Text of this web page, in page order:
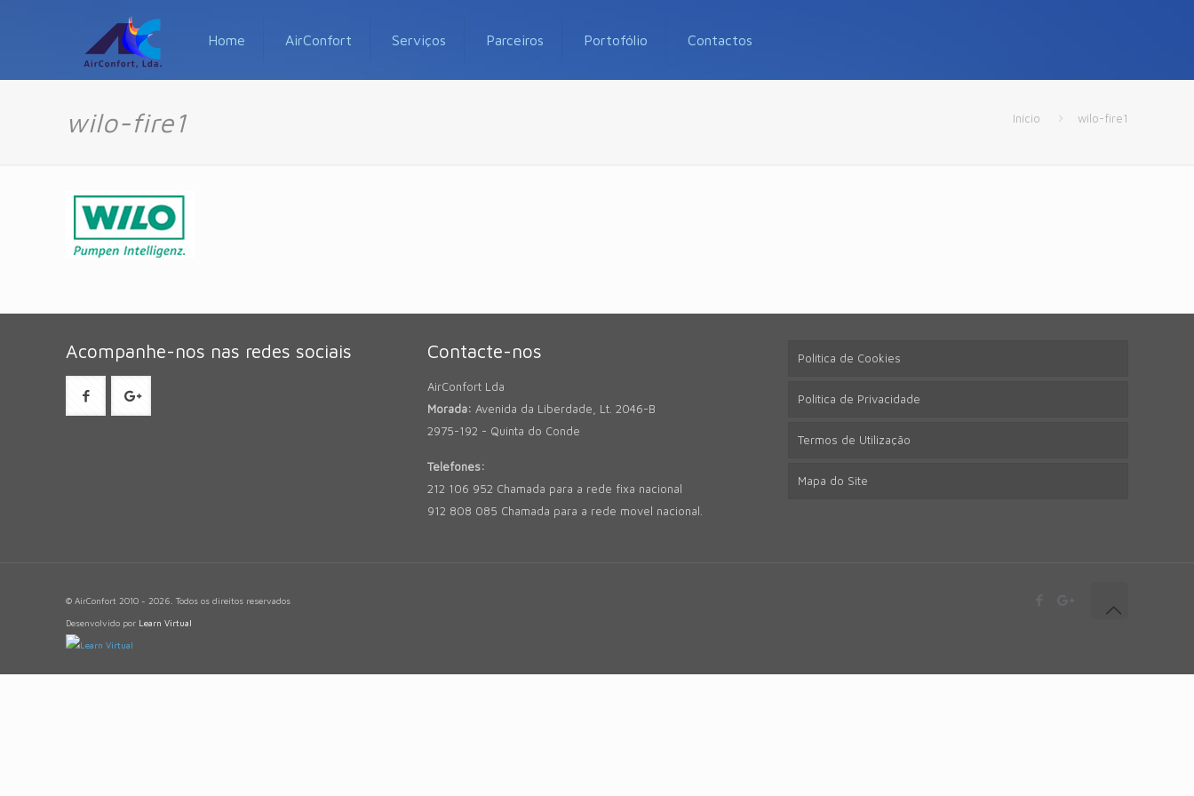
Home AirConfort Serviços Parceiros Portofólio Contactos
wilo-fire1 Início wilo-fire1
Acompanhe-nos nas redes sociais Contacte-nos
AirConfort Lda
Morada: Avenida da Liberdade, Lt. 2046-B
2975-192 - Quinta do Conde
Telefones:
212 106 952 Chamada para a rede fixa nacional
912 808 085 Chamada para a rede movel nacional.
Política de Cookies
Política de Privacidade
Termos de Utilização
Mapa do Site
© AirConfort 2010 - 2026. Todos os direitos reservados
Desenvolvido por Learn Virtual